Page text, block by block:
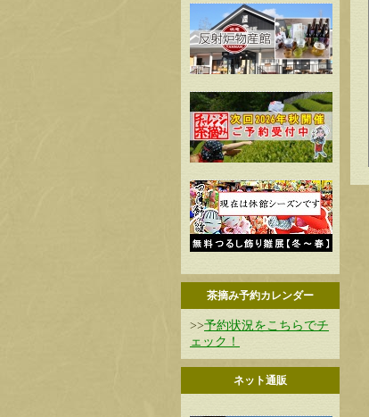
茶摘み予約カレンダー
>>予約状況をこちらでチ
ェック！
ネット通販